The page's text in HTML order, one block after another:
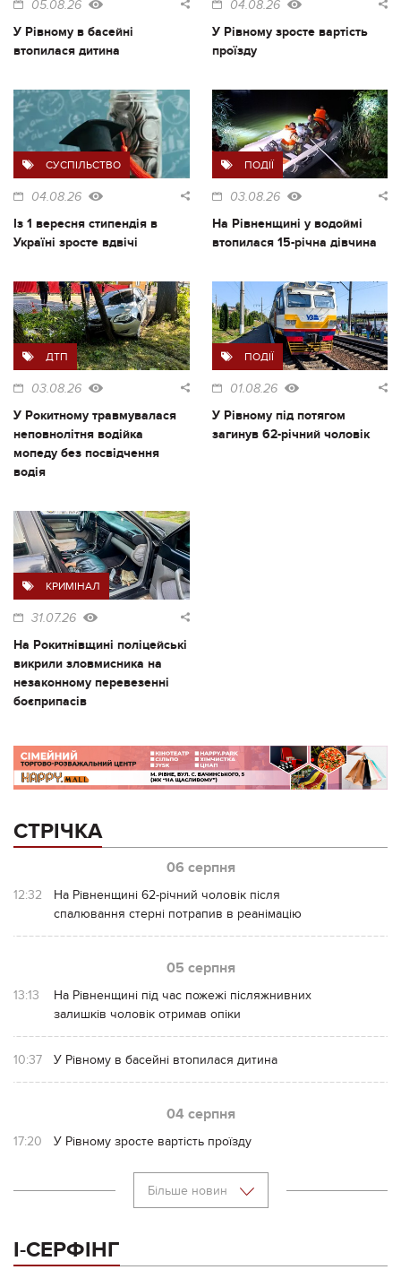
05.08.26
У Рівному в басейні
втопилася дитина
04.08.26
У Рівному зросте вартість
проїзду
СУСПІЛЬСТВО
04.08.26
Із 1 вересня стипендія в
Україні зросте вдвічі
ПОДІЇ
03.08.26
На Рівненщині у водоймі
втопилася 15-річна дівчина
ДТП
03.08.26
У Рокитному травмувалася
неповнолітня водійка
мопеду без посвідчення
водія
ПОДІЇ
01.08.26
У Рівному під потягом
загинув 62-річний чоловік
КРИМІНАЛ
31.07.26
На Рокитнівщині поліцейські
викрили зловмисника на
незаконному перевезенні
боєприпасів
СТРІЧКА
06 серпня
12:32
На Рівненщині 62-річний чоловік після
спалювання стерні потрапив в реанімацію
05 серпня
13:13
На Рівненщині під час пожежі післяжнивних
залишків чоловік отримав опіки
10:37 У Рівному в басейні втопилася дитина
04 серпня
17:20 У Рівному зросте вартість проїзду
Більше новин
І-СЕРФІНГ